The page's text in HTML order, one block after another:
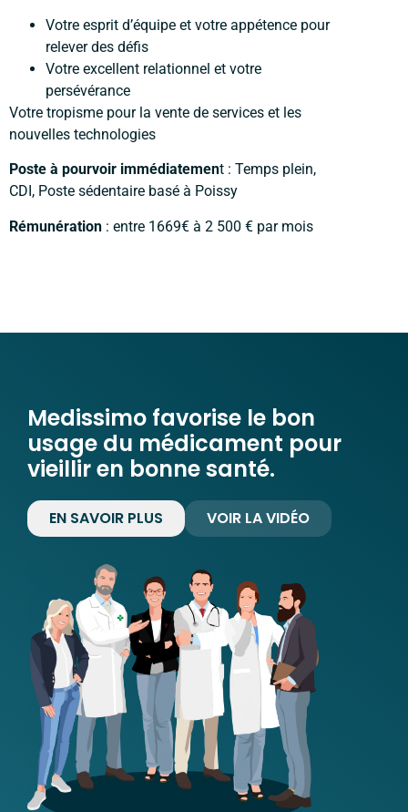
Votre esprit d’équipe et votre appétence pour
relever des défis
Votre excellent relationnel et votre
persévérance
Votre tropisme pour la vente de services et les
nouvelles technologies
Poste à pourvoir immédiatement : Temps plein,
CDI, Poste sédentaire basé à Poissy
Rémunération : entre 1669€ à 2 500 € par mois
Medissimo favorise le bon
usage du médicament pour
vieillir en bonne santé.
EN SAVOIR PLUS VOIR LA VIDÉO